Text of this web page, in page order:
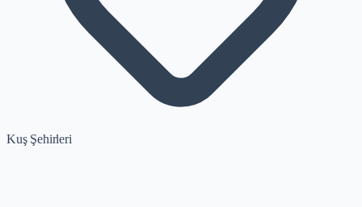
Kuş Şehirleri